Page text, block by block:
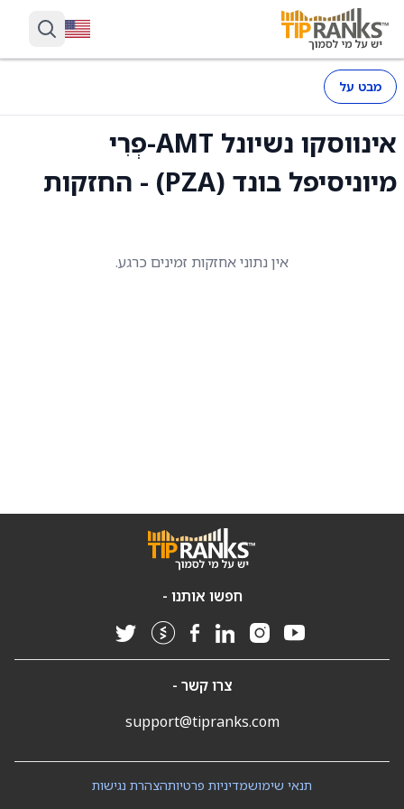
מבט על
אינווסקו נשיונל AMT-פְרִי
מיוניסיפל בונד (PZA) - החזקות
אין נתוני אחזקות זמינים כרגע.
חפשו אותנו -
צרו קשר -
support@tipranks.com
הצהרת נגישותמדיניות פרטיותתנאי שימוש